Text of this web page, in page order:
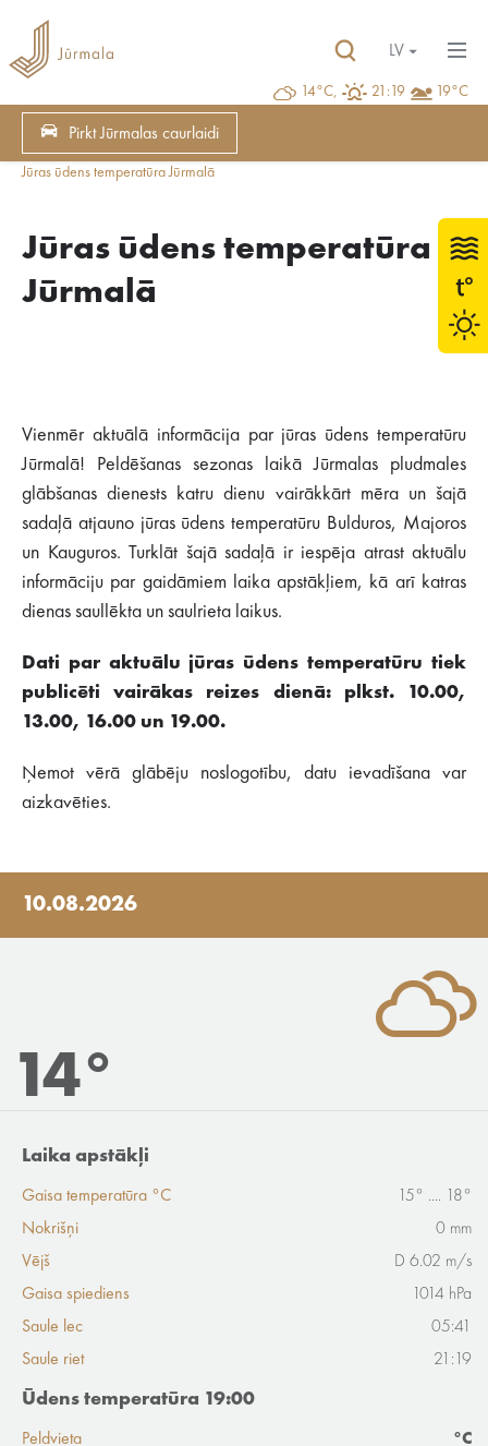
14°C, 21:19 19°C
LV
Pirkt Jūrmalas caurlaidi
Jūras ūdens temperatūra Jūrmalā
Jūras ūdens temperatūra
Jūrmalā
Vienmēr aktuālā informācija par jūras ūdens temperatūru
Jūrmalā! Peldēšanas sezonas laikā Jūrmalas pludmales
glābšanas dienests katru dienu vairākkārt mēra un šajā
sadaļā atjauno jūras ūdens temperatūru Bulduros, Majoros
un Kauguros. Turklāt šajā sadaļā ir iespēja atrast aktuālu
informāciju par gaidāmiem laika apstākļiem, kā arī katras
dienas saullēkta un saulrieta laikus.
Dati par aktuālu jūras ūdens temperatūru tiek
publicēti vairākas reizes dienā: plkst. 10.00,
13.00, 16.00 un 19.00.
Ņemot vērā glābēju noslogotību, datu ievadīšana var
aizkavēties.
10.08.2026
14°
Laika apstākļi
Gaisa temperatūra °C
15° .... 18°
Nokrišņi
0 mm
Vējš
D 6.02 m/s
Gaisa spiediens
1014 hPa
Saule lec
05:41
Saule riet
21:19
Ūdens temperatūra 19:00
Peldvieta
°C